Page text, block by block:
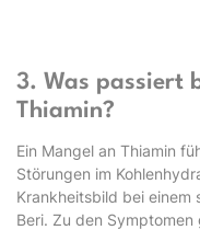
3. Was passiert
Thiamin?
Ein Mangel an Thiamin
Störungen im
Krankheitsbild bei einem
Beri. Zu den